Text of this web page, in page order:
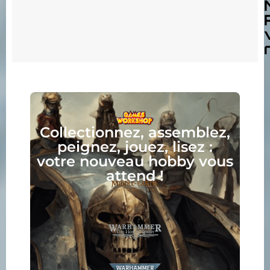
Collectionnez, assemblez,
peignez, jouez, lisez :
votre nouveau hobby vous
attend !